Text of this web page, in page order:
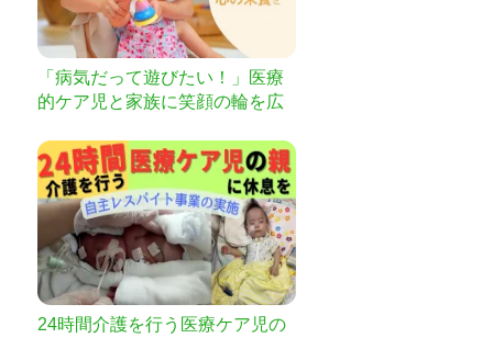
「病気だって遊びたい！」医療
的ケア児と家族に笑顔の輪を広
24時間介護を行う医療ケア児の